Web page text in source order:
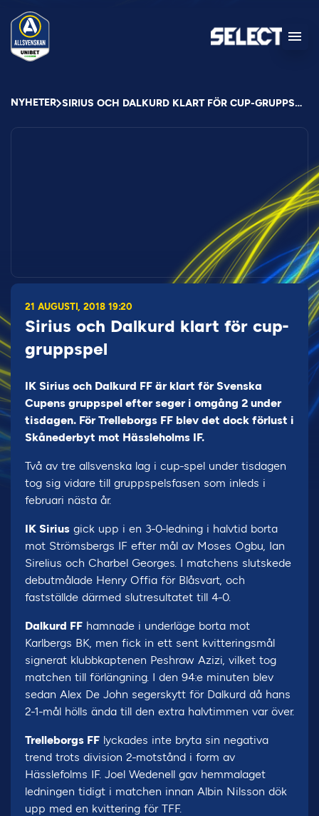
NYHETER SIRIUS OCH DALKURD KLART FÖR CUP-GRUPPSPEL
21 AUGUSTI, 2018 19:20
Sirius och Dalkurd klart för cup-
gruppspel
IK Sirius och Dalkurd FF är klart för Svenska
Cupens gruppspel efter seger i omgång 2 under
tisdagen. För Trelleborgs FF blev det dock förlust i
Skånederbyt mot Hässleholms IF.
Två av tre allsvenska lag i cup-spel under tisdagen
tog sig vidare till gruppspelsfasen som inleds i
februari nästa år.
IK Sirius gick upp i en 3-0-ledning i halvtid borta
mot Strömsbergs IF efter mål av Moses Ogbu, Ian
Sirelius och Charbel Georges. I matchens slutskede
debutmålade Henry Offia för Blåsvart, och
fastställde därmed slutresultatet till 4-0.
Dalkurd FF hamnade i underläge borta mot
Karlbergs BK, men fick in ett sent kvitteringsmål
signerat klubbkaptenen Peshraw Azizi, vilket tog
matchen till förlängning. I den 94:e minuten blev
sedan Alex De John segerskytt för Dalkurd då hans
2-1-mål hölls ända till den extra halvtimmen var över.
Trelleborgs FF lyckades inte bryta sin negativa
trend trots division 2-motstånd i form av
Hässlefolms IF. Joel Wedenell gav hemmalaget
ledningen tidigt i matchen innan Albin Nilsson dök
upp med en kvittering för TFF.